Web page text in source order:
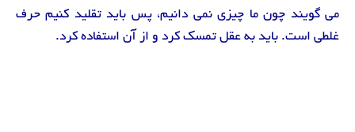
می گویند چون ما چیزی نمی دانیم، پس باید تقلید کنیم حرف
غلطی است. باید به عقل تمسک کرد و از آن استفاده کرد.